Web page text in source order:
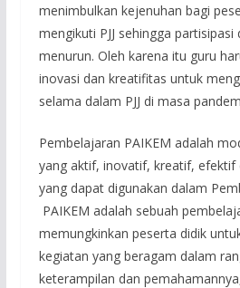
menimbulkan kejenuhan bagi
mengikuti PJJ sehingga partisipasi
menurun. Oleh karena itu guru
inovasi dan kreatifitas untuk
selama dalam PJJ di masa
Pembelajaran PAIKEM adalah
yang aktif, inovatif, kreatif, efektif
yang dapat digunakan dalam
PAIKEM adalah sebuah
memungkinkan peserta didik
kegiatan yang beragam dalam
keterampilan dan